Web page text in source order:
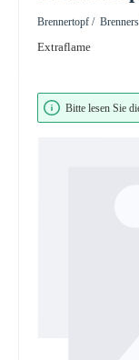
Brennertopf /
Extraflame
Bildergalerie
Bitte lesen Sie